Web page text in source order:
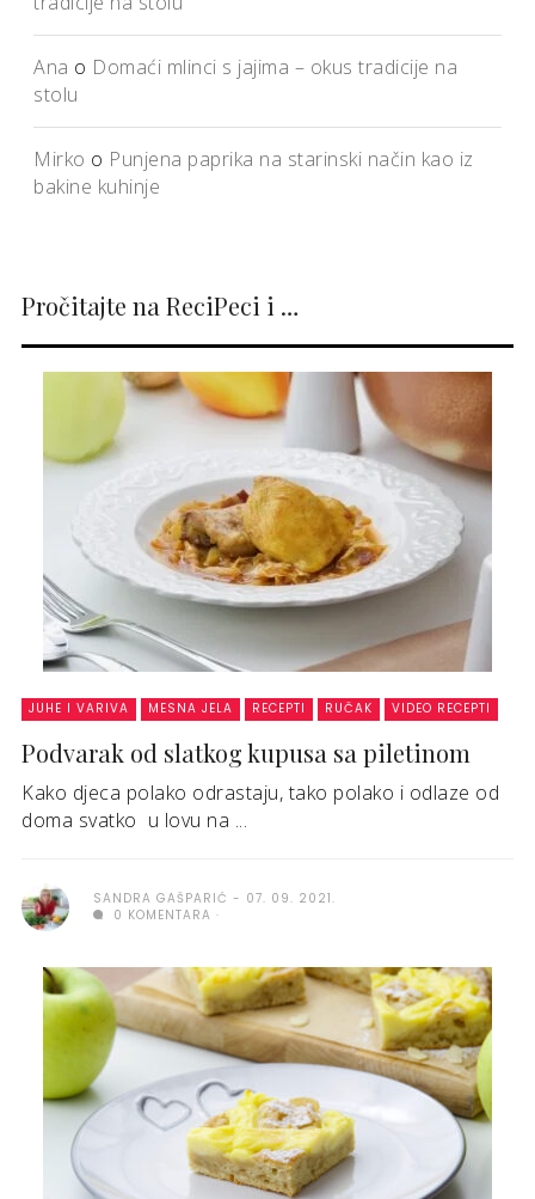
Ana o Domaći mlinci s jajima – okus tradicije na
stolu
Mirko o Punjena paprika na starinski način kao iz
bakine kuhinje
Pročitajte na ReciPeci i …
JUHE I VARIVA MESNA JELA RECEPTI RUČAK VIDEO RECEPTI
Podvarak od slatkog kupusa sa piletinom
Kako djeca polako odrastaju, tako polako i odlaze od
doma svatko u lovu na ...
SANDRA GAŠPARIĆ
07. 09. 2021.
0 KOMENTARA